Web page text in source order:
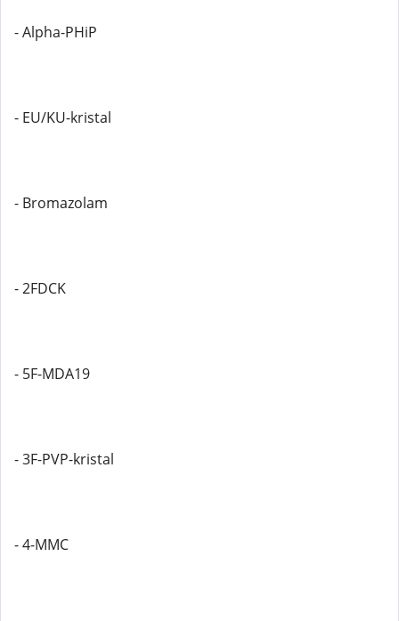
- Alpha-PHiP
- EU/KU-kristal
- Bromazolam
- 2FDCK
- 5F-MDA19
- 3F-PVP-kristal
- 4-MMC